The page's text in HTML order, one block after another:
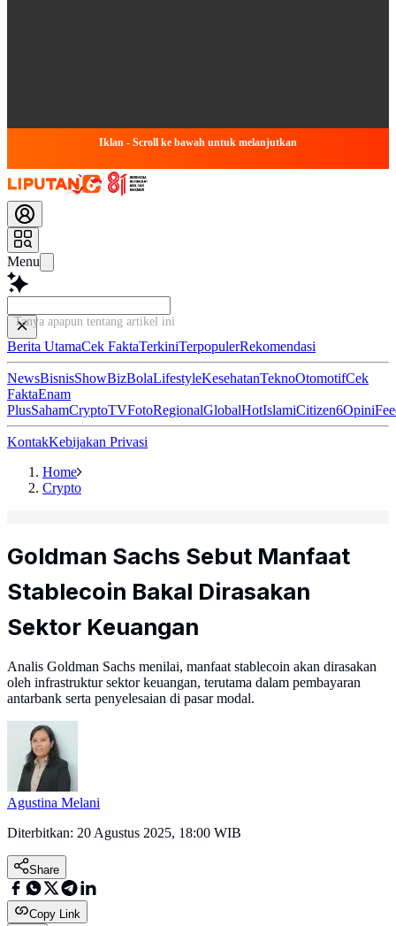
Iklan - Scroll ke bawah untuk melanjutkan
Menu
Tanya apapun tentang artikel ini
Berita UtamaCek FaktaTerkiniTerpopulerRekomendasi
NewsBisnisShowBizBolaLifestyleKesehatanTeknoOtomotifCek
FaktaEnam
PlusSahamCryptoTVFotoRegionalGlobalHotIslamiCitizen6Opini
KontakKebijakan Privasi
Home
Crypto
Goldman Sachs Sebut Manfaat
Stablecoin Bakal Dirasakan
Sektor Keuangan
Analis Goldman Sachs menilai, manfaat stablecoin akan dirasakan
oleh infrastruktur sektor keuangan, terutama dalam pembayaran
antarbank serta penyelesaian di pasar modal.
Agustina Melani
Diterbitkan: 20 Agustus 2025, 18:00 WIB
Share
Copy Link